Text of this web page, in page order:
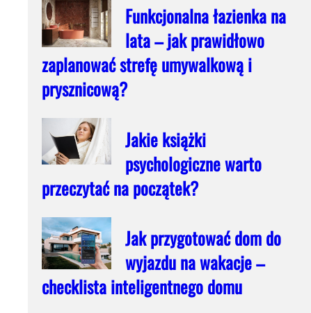
Funkcjonalna łazienka na
lata – jak prawidłowo
zaplanować strefę umywalkową i
prysznicową?
Jakie książki
psychologiczne warto
przeczytać na początek?
Jak przygotować dom do
wyjazdu na wakacje –
checklista inteligentnego domu